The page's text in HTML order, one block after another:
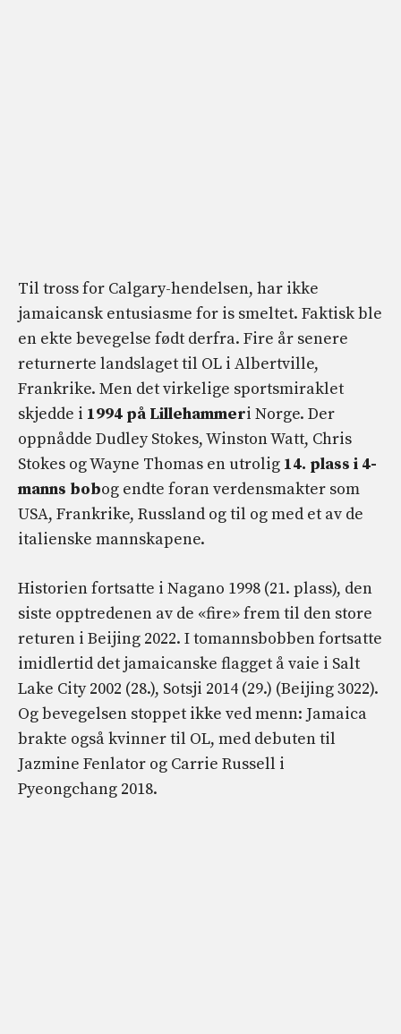
Til tross for Calgary-hendelsen, har ikke
jamaicansk entusiasme for is smeltet. Faktisk ble
en ekte bevegelse født derfra. Fire år senere
returnerte landslaget til OL i Albertville,
Frankrike. Men det virkelige sportsmiraklet
skjedde i 1994 på Lillehammeri Norge. Der
oppnådde Dudley Stokes, Winston Watt, Chris
Stokes og Wayne Thomas en utrolig 14. plass i 4-
manns bobog endte foran verdensmakter som
USA, Frankrike, Russland og til og med et av de
italienske mannskapene.
Historien fortsatte i Nagano 1998 (21. plass), den
siste opptredenen av de «fire» frem til den store
returen i Beijing 2022. I tomannsbobben fortsatte
imidlertid det jamaicanske flagget å vaie i Salt
Lake City 2002 (28.), Sotsji 2014 (29.) (Beijing 3022).
Og bevegelsen stoppet ikke ved menn: Jamaica
brakte også kvinner til OL, med debuten til
Jazmine Fenlator og Carrie Russell i
Pyeongchang 2018.